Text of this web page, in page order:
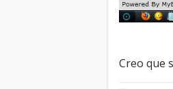
Creo que